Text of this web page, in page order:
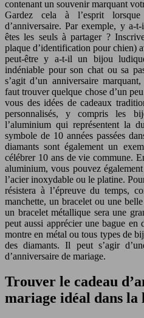
contenant un souvenir marquant
Gardez cela à l’esprit
d’anniversaire. Par exemple, y a-
êtes les seuls à partager ?
plaque d’identification pour chien)
peut-être y a-t-il un bijou
indéniable pour son chat ou sa
s’agit d’un anniversaire
faut trouver quelque chose d’un
vous des idées de cadeaux
personnalisés, y compris les
l’aluminium qui représentent la
symbole de 10 années passées
diamants sont également un
célébrer 10 ans de vie commune.
aluminium, vous pouvez
l’acier inoxydable ou le platine.
résistera à l’épreuve du temps,
manchette, un bracelet ou une
un bracelet métallique sera une
peut aussi apprécier une bague
montre en métal ou tous types de
des diamants. Il peut s’agir
d’anniversaire de mariage.
Trouver le cadeau
mariage idéal dans la